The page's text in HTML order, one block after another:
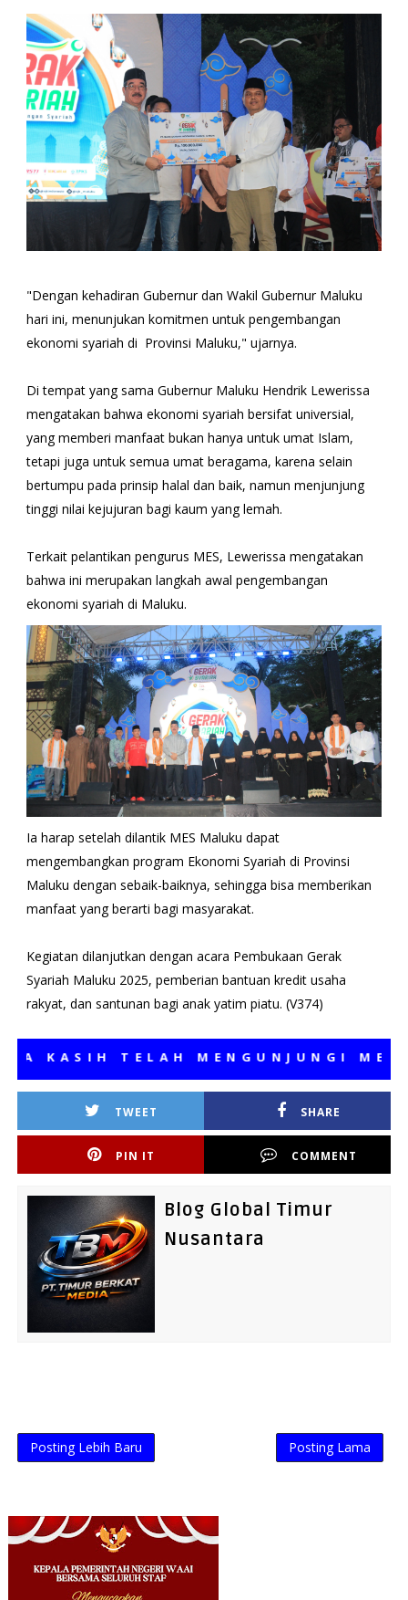
"Dengan kehadiran Gubernur dan Wakil Gubernur Maluku
hari ini, menunjukan komitmen untuk pengembangan
ekonomi syariah di Provinsi Maluku," ujarnya.
Di tempat yang sama Gubernur Maluku Hendrik Lewerissa
mengatakan bahwa ekonomi syariah bersifat universial,
yang memberi manfaat bukan hanya untuk umat Islam,
tetapi juga untuk semua umat beragama, karena selain
bertumpu pada prinsip halal dan baik, namun menjunjung
tinggi nilai kejujuran bagi kaum yang lemah.
Terkait pelantikan pengurus MES, Lewerissa mengatakan
bahwa ini merupakan langkah awal pengembangan
ekonomi syariah di Maluku.
Ia harap setelah dilantik MES Maluku dapat
mengembangkan program Ekonomi Syariah di Provinsi
Maluku dengan sebaik-baiknya, sehingga bisa memberikan
manfaat yang berarti bagi masyarakat.
Kegiatan dilanjutkan dengan acara Pembukaan Gerak
Syariah Maluku 2025, pemberian bantuan kredit usaha
rakyat, dan santunan bagi anak yatim piatu. (V374)
TELAH MENGUNJUNGI MEDIA
TWEET SHARE
PIN IT COMMENT
Blog Global Timur
Nusantara
Posting Lebih Baru Posting Lama